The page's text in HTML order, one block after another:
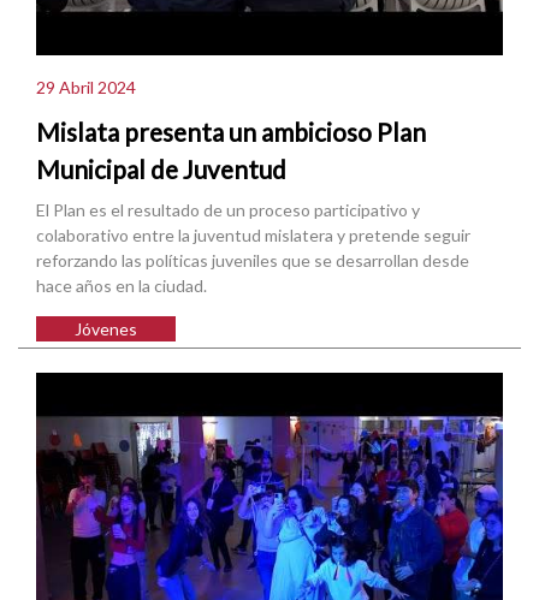
29 Abril 2024
Mislata presenta un ambicioso Plan
Municipal de Juventud
El Plan es el resultado de un proceso participativo y
colaborativo entre la juventud mislatera y pretende seguir
reforzando las políticas juveniles que se desarrollan desde
hace años en la ciudad.
Jóvenes